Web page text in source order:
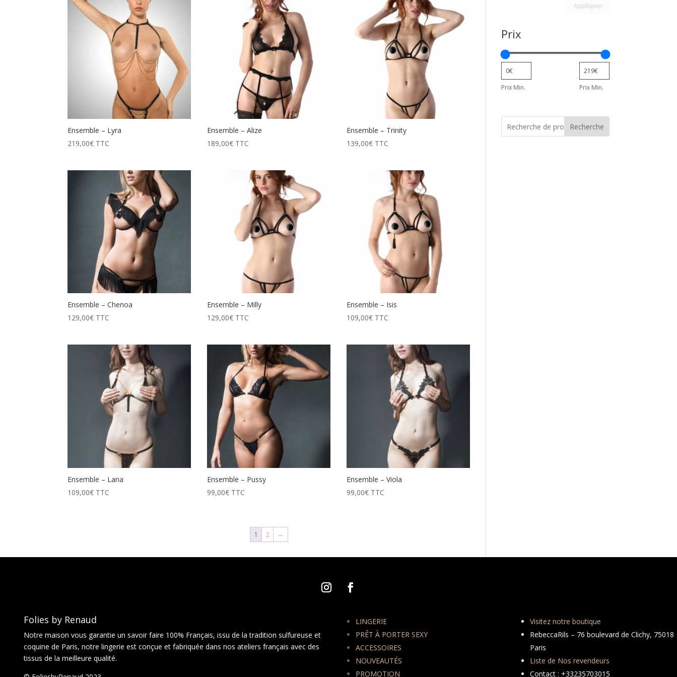
Ensemble – Lyra
219,00€ TTC
Ensemble – Alize
189,00€ TTC
Ensemble – Trinity
139,00€ TTC
Ensemble – Chenoa
129,00€ TTC
Ensemble – Milly
129,00€ TTC
Ensemble – Isis
109,00€ TTC
Ensemble – Lana
109,00€ TTC
Ensemble – Pussy
99,00€ TTC
Ensemble – Viola
99,00€ TTC
1 2 →
AppliquerAppliquer le filtre
Prix
Prix Min. Prix Min.
Recherche
Folies by Renaud
Notre maison vous garantie un savoir faire 100% Français, issu de la tradition sulfureuse et
coquine de Paris, notre lingerie est conçue et fabriquée dans nos ateliers français avec des
tissus de la meilleure qualité.
LINGERIE
PRÊT À PORTER SEXY
ACCESSOIRES
NOUVEAUTÉS
PROMOTION
Visitez notre boutique
RebeccaRils – 76 boulevard de Clichy, 75018
Paris
Liste de Nos revendeurs
Contact : +33235703015